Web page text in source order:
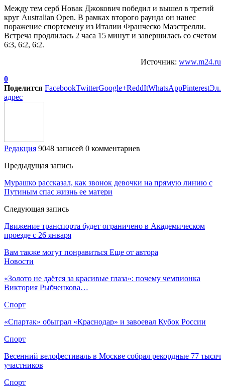
Между тем серб Новак Джокович победил и вышел в третий
круг Australian Open. В рамках второго раунда он нанес
поражение спортсмену из Италии Франческо Маэстрелли.
Встреча продлилась 2 часа 15 минут и завершилась со счетом
6:3, 6:2, 6:2.
Источник: www.m24.ru
0
Поделится FacebookTwitterGoogle+ReddItWhatsAppPinterestЭл.
адрес
Редакция 9048 записей 0 комментариев
Предыдущая запись
Мурашко рассказал, как звонок девочки на прямую линию с
Путиным спас жизнь ее матери
Следующая запись
Движение транспорта будет ограничено в Академическом
проезде с 26 января
Вам также могут понравиться Еще от автора
Новости
«Золото не даётся за красивые глаза»: почему чемпионка
Виктория Рыбченкова…
Спорт
«Спартак» обыграл «Краснодар» и завоевал Кубок России
Спорт
Весенний велофестиваль в Москве собрал рекордные 77 тысяч
участников
Спорт